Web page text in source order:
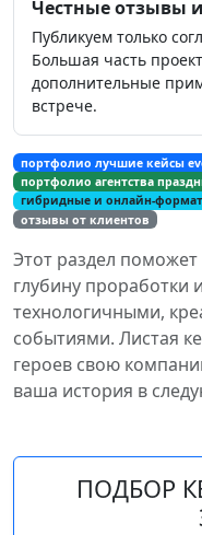
Честные отзывы
Публикуем только
Большая часть
дополнительные
встрече.
портфолио лучшие кейсы
портфолио агентства
гибридные и
отзывы от клиентов
Этот раздел
глубину проработки
технологичными,
событиями. Листая
героев свою
ваша история в
ПОДБОР